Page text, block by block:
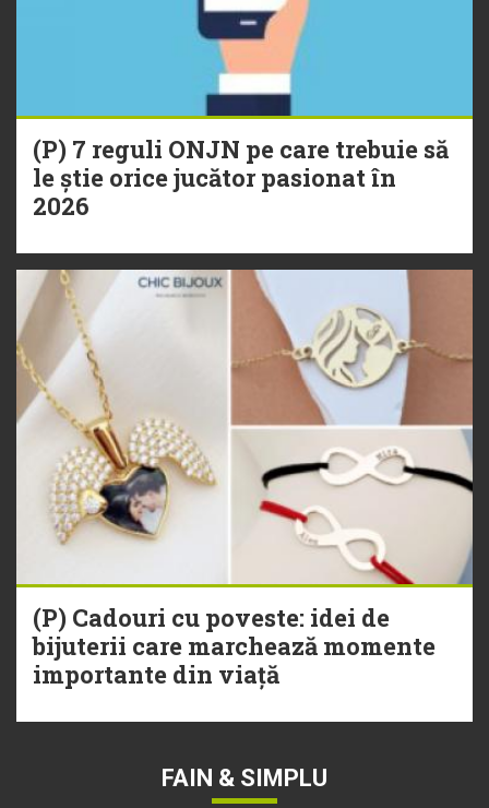
(P) 7 reguli ONJN pe care trebuie să
le știe orice jucător pasionat în
2026
(P) Cadouri cu poveste: idei de
bijuterii care marchează momente
importante din viață
FAIN & SIMPLU